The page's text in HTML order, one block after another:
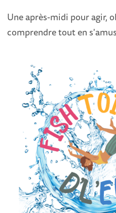
Une après-midi pour agir,
comprendre tout en